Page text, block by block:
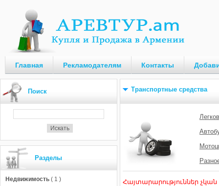
Главная Рекламодателям Контакты
Поиск
Разделы
Недвижимость ( 1 )
Транспортные средства
Հայտարարություններ չկան